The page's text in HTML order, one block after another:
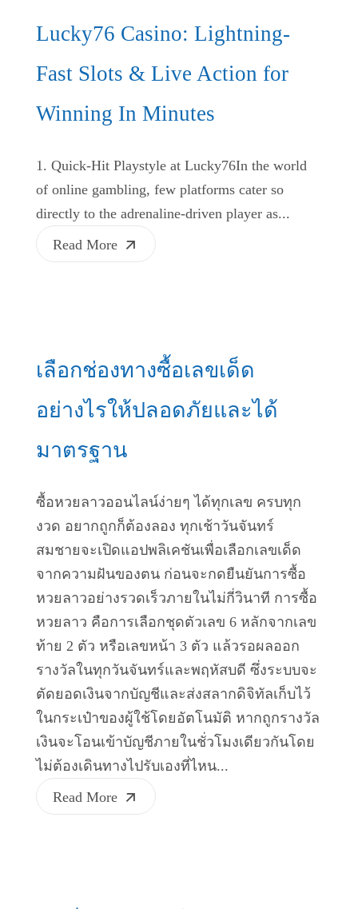
Lucky76 Casino: Lightning-
Fast Slots & Live Action for
Winning In Minutes
1. Quick‑Hit Playstyle at Lucky76In the world
of online gambling, few platforms cater so
directly to the adrenaline‑driven player as...
Read More
เลือกช่องทางซื้อเลขเด็ด
อย่างไรให้ปลอดภัยและได้
มาตรฐาน
ซื้อหวยลาวออนไลน์ง่ายๆ ได้ทุกเลข ครบทุก
งวด อยากถูกก็ต้องลอง ทุกเช้าวันจันทร์
สมชายจะเปิดแอปพลิเคชันเพื่อเลือกเลขเด็ด
จากความฝันของตน ก่อนจะกดยืนยันการซื้อ
หวยลาวอย่างรวดเร็วภายในไม่กี่วินาที การซื้อ
หวยลาว คือการเลือกชุดตัวเลข 6 หลักจากเลข
ท้าย 2 ตัว หรือเลขหน้า 3 ตัว แล้วรอผลออก
รางวัลในทุกวันจันทร์และพฤหัสบดี ซึ่งระบบจะ
ตัดยอดเงินจากบัญชีและส่งสลากดิจิทัลเก็บไว้
ในกระเป๋าของผู้ใช้โดยอัตโนมัติ หากถูกรางวัล
เงินจะโอนเข้าบัญชีภายในชั่วโมงเดียวกันโดย
ไม่ต้องเดินทางไปรับเองที่ไหน...
Read More